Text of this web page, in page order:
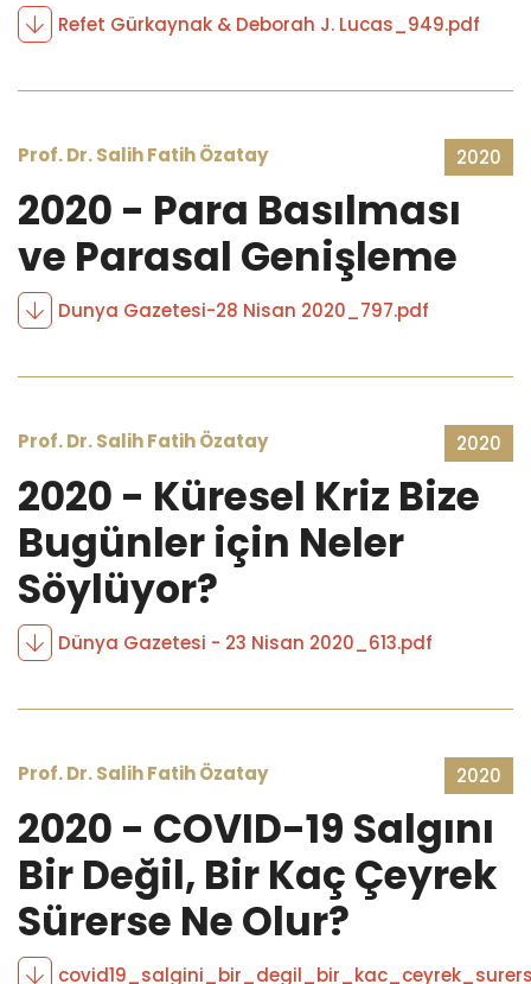
Refet Gürkaynak & Deborah J. Lucas_949.pdf
Prof. Dr. Salih Fatih Özatay 2020
2020 - Para Basılması
ve Parasal Genişleme
Dunya Gazetesi-28 Nisan 2020_797.pdf
Prof. Dr. Salih Fatih Özatay 2020
2020 - Küresel Kriz Bize
Bugünler için Neler
Söylüyor?
Dünya Gazetesi - 23 Nisan 2020_613.pdf
Prof. Dr. Salih Fatih Özatay 2020
2020 - COVID-19 Salgını
Bir Değil, Bir Kaç Çeyrek
Sürerse Ne Olur?